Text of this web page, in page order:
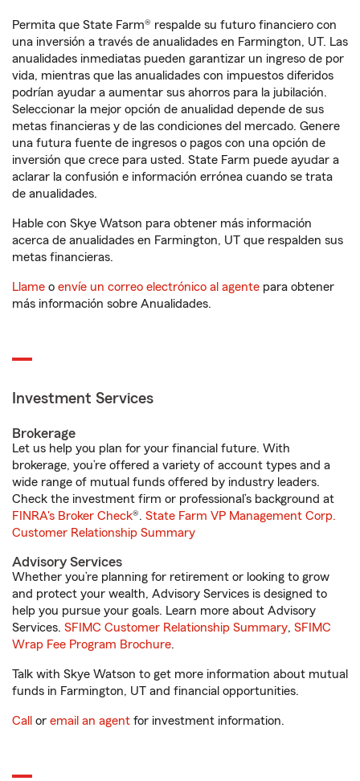
Permita que State Farm® respalde su futuro financiero con
una inversión a través de anualidades en Farmington, UT. Las
anualidades inmediatas pueden garantizar un ingreso de por
vida, mientras que las anualidades con impuestos diferidos
podrían ayudar a aumentar sus ahorros para la jubilación.
Seleccionar la mejor opción de anualidad depende de sus
metas financieras y de las condiciones del mercado. Genere
una futura fuente de ingresos o pagos con una opción de
inversión que crece para usted. State Farm puede ayudar a
aclarar la confusión e información errónea cuando se trata
de anualidades.
Hable con Skye Watson para obtener más información
acerca de anualidades en Farmington, UT que respalden sus
metas financieras.
Llame o envíe un correo electrónico al agente para obtener
más información sobre Anualidades.
Investment Services
Brokerage
Let us help you plan for your financial future. With
brokerage, you’re offered a variety of account types and a
wide range of mutual funds offered by industry leaders.
Check the investment firm or professional’s background at
FINRA's Broker Check®. State Farm VP Management Corp.
Customer Relationship Summary
Advisory Services
Whether you’re planning for retirement or looking to grow
and protect your wealth, Advisory Services is designed to
help you pursue your goals. Learn more about Advisory
Services. SFIMC Customer Relationship Summary, SFIMC
Wrap Fee Program Brochure.
Talk with Skye Watson to get more information about mutual
funds in Farmington, UT and financial opportunities.
Call or email an agent for investment information.